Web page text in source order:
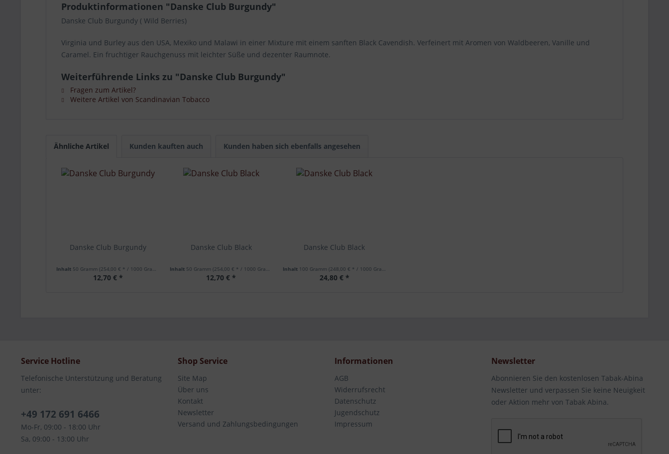
Produktinformationen "Danske Club Burgundy"
Danske Club Burgundy ( Wild Berries)
Virginia und Burley aus den USA, Mexiko und Malawi in einer Mixture mit einem sanften Black Cavendish. Verfeinert mit Aromen von Waldbeeren, Vanille und
Caramel. Ein fruchtiger Rauchgenuss mit leichter Süße und dezenter Raumnote.
Weiterführende Links zu "Danske Club Burgundy"
Fragen zum Artikel?
Weitere Artikel von Scandinavian Tobacco
Ähnliche Artikel Kunden kauften auch Kunden haben sich ebenfalls angesehen
Danske Club Burgundy
Inhalt 50 Gramm (254,00 € * / 1000 Gramm)
12,70 € *
Danske Club Black
Inhalt 50 Gramm (254,00 € * / 1000 Gramm)
12,70 € *
Danske Club Black
Inhalt 100 Gramm(248,00 € * / 1000 Gramm)
24,80 € *
Service Hotline
Telefonische Unterstützung und Beratung
unter:
+49 172 691 6466
Mo-Fr, 09:00 - 18:00 Uhr
Sa, 09:00 - 13:00 Uhr
Shop Service
Site Map
Über uns
Kontakt
Newsletter
Versand und Zahlungsbedingungen
Informationen
AGB
Widerrufsrecht
Datenschutz
Jugendschutz
Impressum
Newsletter
Abonnieren Sie den kostenlosen Tabak-Abina
Newsletter und verpassen Sie keine Neuigkeit
oder Aktion mehr von Tabak Abina.